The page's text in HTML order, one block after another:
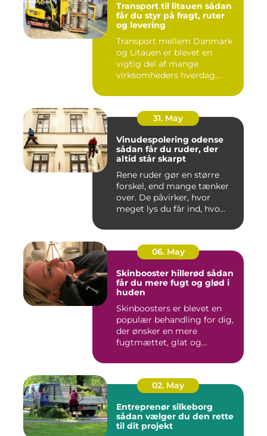
Transport til litauen sådan
får du styr på fragt, ruter
og levering
Transport mellem Danmark
og Litauen er blevet en
vigtig del af mange
virksomheders hverdag.
31. May
Vinudespolering odense
sådan får du ruder, der
altid står skarpt
Rene ruder gør en større
forskel, end mange tænker
over. De påvirker, hvor
meget lys du får ind, hvo...
06. May
Skinbooster hillerød sådan
får du mere fugt og glød i
huden
Skinboosters er blevet en
populær behandling for dig,
der ønsker en mere
fugtmættet, glat og
02. May
Entreprenør silkeborg
sådan vælger du den rette
til dit projekt